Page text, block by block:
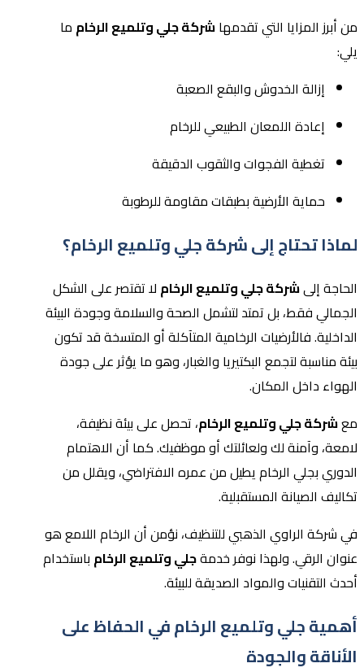
من أبرز المزايا التي تقدمهاشركة جلي وتلميع الرخام ما
يلي:
إزالة الخدوش والبقع الصعبة
إعادة اللمعان الطبيعي للرخام
تغطية الفجوات والثقوب الدقيقة
حماية الأرضية بطبقات مقاومة للرطوبة
لماذا تحتاج إلى شركة جلي وتلميع الرخام؟
الحاجة إلىشركة جلي وتلميع الرخام لا تقتصر على الشكل
الجمالي فقط، بل تمتد لتشمل الصحة والسلامة وجودة البيئة
الداخلية. فالأرضيات الرخامية المتآكلة أو المتسخة قد تكون
بيئة مناسبة لتجمع البكتيريا والغبار، وهو ما يؤثر على جودة
الهواء داخل المكان.
معشركة جلي وتلميع الرخام، تحصل على بيئة نظيفة،
لامعة، وآمنة لك ولعائلتك أو موظفيك. كما أن الاهتمام
الدوري بجلي الرخام يطيل من عمره الافتراضي، ويقلل من
تكاليف الصيانة المستقبلية.
في شركة الراوي الذهبي للتنظيف، نؤمن أن الرخام اللامع هو
عنوان الرقي. ولهذا نوفر خدمةجلي وتلميع الرخام باستخدام
أحدث التقنيات والمواد الصديقة للبيئة.
أهمية جلي وتلميع الرخام في الحفاظ على
الأناقة والجودة